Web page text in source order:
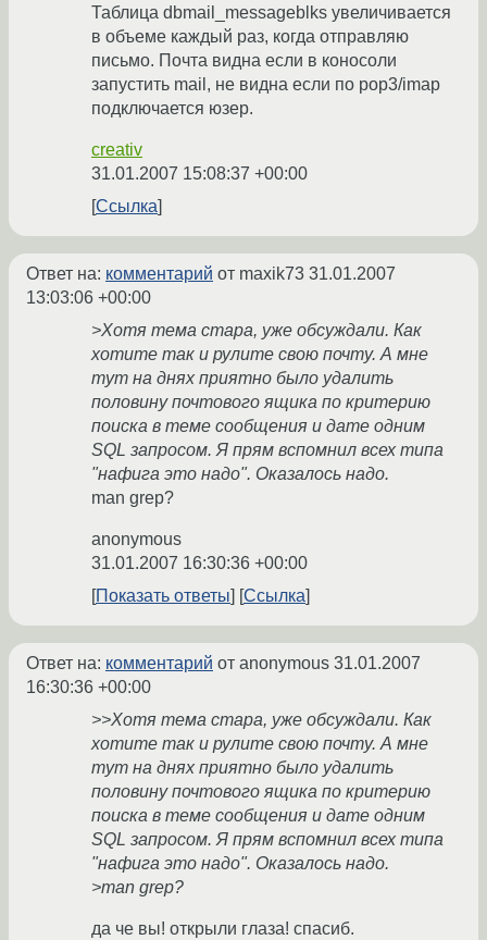
Таблица dbmail_messageblks увеличивается
в объеме каждый раз, когда отправляю
письмо. Почта видна если в коносоли
запустить mail, не видна если по pop3/imap
подключается юзер.
creativ
31.01.2007 15:08:37 +00:00
Ссылка
Ответ на: комментарий от maxik73 31.01.2007
13:03:06 +00:00
>Хотя тема стара, уже обсуждали. Как
хотите так и рулите свою почту. А мне
тут на днях приятно было удалить
половину почтового ящика по критерию
поиска в теме сообщения и дате одним
SQL запросом. Я прям вспомнил всех типа
"нафига это надо". Оказалось надо.
man grep?
anonymous
31.01.2007 16:30:36 +00:00
Показать ответы
Ссылка
Ответ на: комментарий от anonymous 31.01.2007
16:30:36 +00:00
>>Хотя тема стара, уже обсуждали. Как
хотите так и рулите свою почту. А мне
тут на днях приятно было удалить
половину почтового ящика по критерию
поиска в теме сообщения и дате одним
SQL запросом. Я прям вспомнил всех типа
"нафига это надо". Оказалось надо.
>man grep?
да че вы! открыли глаза! спасиб.